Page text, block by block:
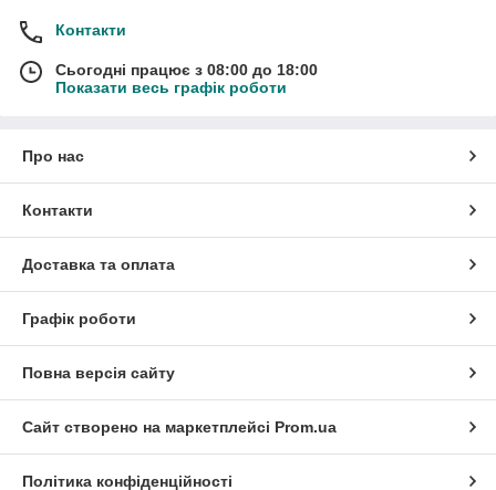
Контакти
Сьогодні працює з 08:00 до 18:00
Показати весь графік роботи
Про нас
Контакти
Доставка та оплата
Графік роботи
Повна версія сайту
Сайт створено на маркетплейсі Prom.ua
Політика конфіденційності